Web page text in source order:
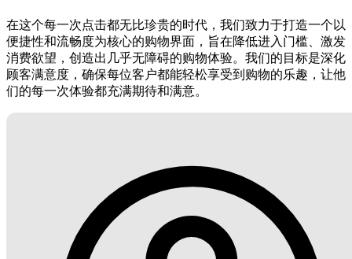
在这个每一次点击都无比珍贵的时代，我们致力于打造一个以
便捷性和流畅度为核心的购物界面，旨在降低进入门槛、激发
消费欲望，创造出几乎无障碍的购物体验。我们的目标是深化
顾客满意度，确保每位客户都能轻松享受到购物的乐趣，让他
们的每一次体验都充满期待和满意。